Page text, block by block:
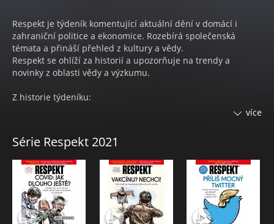
Respekt je týdeník komentující aktuální dění v domácí i
zahraniční politice a ekonomice. Rozebírá společenská
témata a přináší přehled z kultury a vědy.
Respekt se ohlíží za historií a upozorňuje na trendy a
novinky z oblasti vědy a výzkumu.
Z historie týdeníku:
Od roku 2007, kdy Respekt prošel kompletní proměnou z
zvítězil v kategorii Obálka roku. Získal i prestižní novinářská
ocenění: Cenu Ferdinanda Peroutky, Cenu Karla Havlíčka
Borovského a cenu Toma Stopparda.
Na stránky Respektu přispívá řada významných osobností z
různých oblastí lidské činnosti.
více
Série Respekt 2021